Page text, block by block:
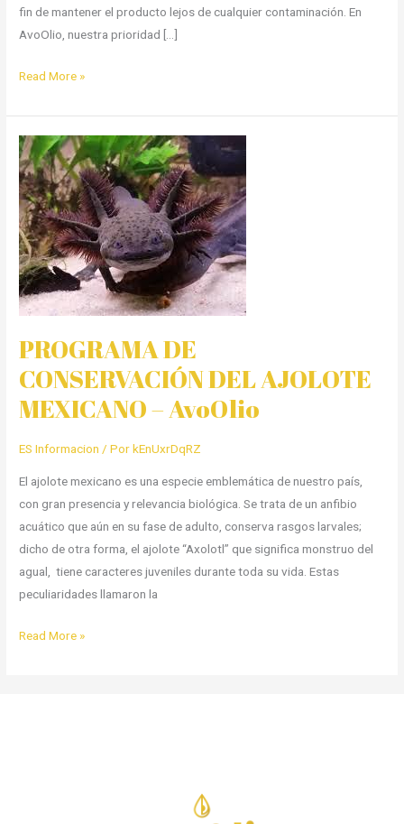
fin de mantener el producto lejos de cualquier contaminación. En
AvoOlio, nuestra prioridad […]
Read More »
PROGRAMA DE
CONSERVACIÓN DEL AJOLOTE
MEXICANO – AvoOlio
ES Informacion / PorkEnUxrDqRZ
El ajolote mexicano es una especie emblemática de nuestro país,
con gran presencia y relevancia biológica. Se trata de un anfibio
acuático que aún en su fase de adulto, conserva rasgos larvales;
dicho de otra forma, el ajolote “Axolotl” que significa monstruo del
agual, tiene caracteres juveniles durante toda su vida. Estas
peculiaridades llamaron la
PROGRAMA
DE
CONSERVACIÓN
DEL
AJOLOTE
MEXICANO
–
AvoOlio
Read More »